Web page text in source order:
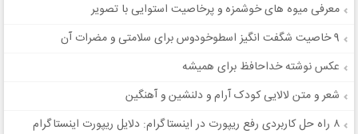
معرفی میوه های خوشمزه و پرخاصیت استوایی با تصویر
9 خاصیت شگفت انگیز اسطوخودوس برای سلامتی و مضرات آن
عکس نوشته خداحافظ برای همیشه
شعر و متن لالایی کودک آرام و دلنشین و آهنگین
۸ راه‌ حل کاربردی رفع ریپورت در اینستاگرام: دلایل ریپورت اینستاگرام